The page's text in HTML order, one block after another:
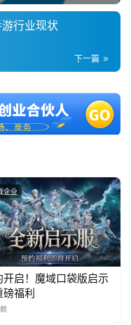
行业现状
下一篇
企业
开启！魔域口袋版启示
磅福利